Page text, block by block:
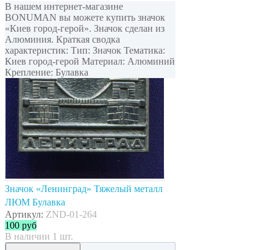
В нашем интернет-магазине
BONUMAN вы можете купить значок
«Киев город-герой». Значок сделан из
Алюминия. Краткая сводка
характеристик: Тип: Значок Тематика:
Киев город-герой Материал: Алюминий
Крепление: Булавка
Значок «Ленинград» Тяжелый металл
ЛЮМ Булавка
Артикул: ZND-01-264
100 руб
В наличии 1 шт.